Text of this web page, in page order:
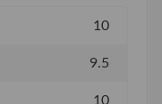
10
9.5
10